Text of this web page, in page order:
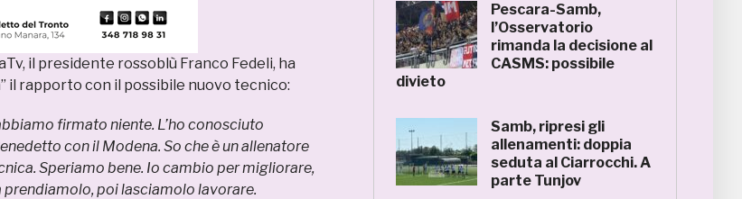
il presidente rossoblù Franco Fedeli, ha
il rapporto con il possibile nuovo tecnico:
firmato niente. L’ho conosciuto
con il Modena. So che è un allenatore
Speriamo bene. Io cambio per migliorare,
prendiamolo, poi lasciamolo lavorare.
Pescara-Samb,
l’Osservatorio
rimanda la decisione al
CASMS: possibile
divieto
Samb, ripresi gli
allenamenti: doppia
seduta al Ciarrocchi. A
parte Tunjov